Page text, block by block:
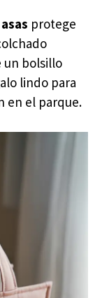
protege
un bolsillo
lindo para
en el parque.